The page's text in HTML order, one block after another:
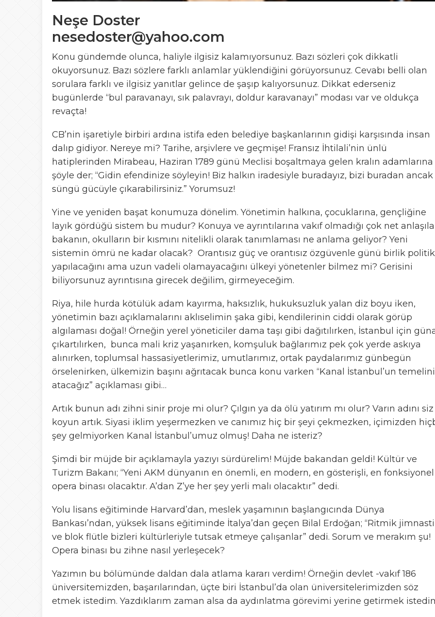
Neşe Doster
nesedoster@yahoo.com
Konu gündemde olunca, haliyle ilgisiz kalamıyorsunuz. Bazı sözleri çok dikkatli
okuyorsunuz. Bazı sözlere farklı anlamlar yüklendiğini görüyorsunuz. Cevabı belli olan
sorulara farklı ve ilgisiz yanıtlar gelince de şaşıp kalıyorsunuz. Dikkat ederseniz
bugünlerde “bul paravanayı, sık palavrayı, doldur karavanayı” modası var ve oldukça
revaçta!
CB’nin işaretiyle birbiri ardına istifa eden belediye başkanlarının gidişi karşısında insan
dalıp gidiyor. Nereye mi? Tarihe, arşivlere ve geçmişe! Fransız İhtilali’nin ünlü
hatiplerinden Mirabeau, Haziran 1789 günü Meclisi boşaltmaya gelen kralın adamlarına
şöyle der; “Gidin efendinize söyleyin! Biz halkın iradesiyle buradayız, bizi buradan ancak
süngü gücüyle çıkarabilirsiniz.” Yorumsuz!
Yine ve yeniden başat konumuza dönelim. Yönetimin halkına, çocuklarına, gençliğine
layık gördüğü sistem bu mudur? Konuya ve ayrıntılarına vakıf olmadığı çok net
bakanın, okulların bir kısmını nitelikli olarak tanımlaması ne anlama geliyor? Yeni
sistemin ömrü ne kadar olacak? Orantısız güç ve orantısız özgüvenle günü birlik
yapılacağını ama uzun vadeli olamayacağını ülkeyi yönetenler bilmez mi? Gerisini
biliyorsunuz ayrıntısına girecek değilim, girmeyeceğim.
Riya, hile hurda kötülük adam kayırma, haksızlık, hukuksuzluk yalan diz boyu iken,
yönetimin bazı açıklamalarını aklıselimin şaka gibi, kendilerinin ciddi olarak görüp
algılaması doğal! Örneğin yerel yöneticiler dama taşı gibi dağıtılırken, İstanbul için
çıkartılırken, bunca mali kriz yaşanırken, komşuluk bağlarımız pek çok yerde askıya
alınırken, toplumsal hassasiyetlerimiz, umutlarımız, ortak paydalarımız günbegün
örselenirken, ülkemizin başını ağrıtacak bunca konu varken “Kanal İstanbul’un temelini
atacağız” açıklaması gibi…
Artık bunun adı zihni sinir proje mi olur? Çılgın ya da ölü yatırım mı olur? Varın adını siz
koyun artık. Siyasi iklim yeşermezken ve canımız hiç bir şeyi çekmezken, içimizden
şey gelmiyorken Kanal İstanbul’umuz olmuş! Daha ne isteriz?
Şimdi bir müjde bir açıklamayla yazıyı sürdürelim! Müjde bakandan geldi! Kültür ve
Turizm Bakanı; “Yeni AKM dünyanın en önemli, en modern, en gösterişli, en fonksiyonel
opera binası olacaktır. A’dan Z’ye her şey yerli malı olacaktır” dedi.
Yolu lisans eğitiminde Harvard’dan, meslek yaşamının başlangıcında Dünya
Bankası’ndan, yüksek lisans eğitiminde İtalya’dan geçen Bilal Erdoğan; “Ritmik
ve blok flütle bizleri kültürleriyle tutsak etmeye çalışanlar” dedi. Sorum ve merakım şu!
Opera binası bu zihne nasıl yerleşecek?
Yazımın bu bölümünde daldan dala atlama kararı verdim! Örneğin devlet -vakıf 186
üniversitemizden, başarılarından, üçte biri İstanbul’da olan üniversitelerimizden söz
etmek istedim. Yazdıklarım zaman alsa da aydınlatma görevimi yerine getirmek